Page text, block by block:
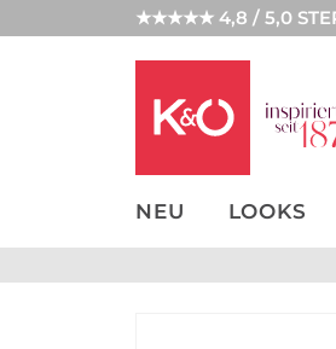
★★★★★ 4,8 / 5,0
NEU LOOKS
NEW IN
WEDDING